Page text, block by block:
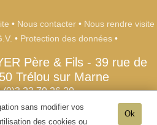
• Nous contacter • Nous rendre visite
• Protection des données •
Père & Fils - 39 rue de
Trélou sur Marne
(0)3 23 70 26 20
pour la santé, sachez consommer avec
Ok
sans modifier vos
des cookies ou